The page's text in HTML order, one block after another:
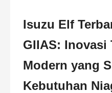
Isuzu Elf
GIIAS: Inovasi
Modern yang
Kebutuhan